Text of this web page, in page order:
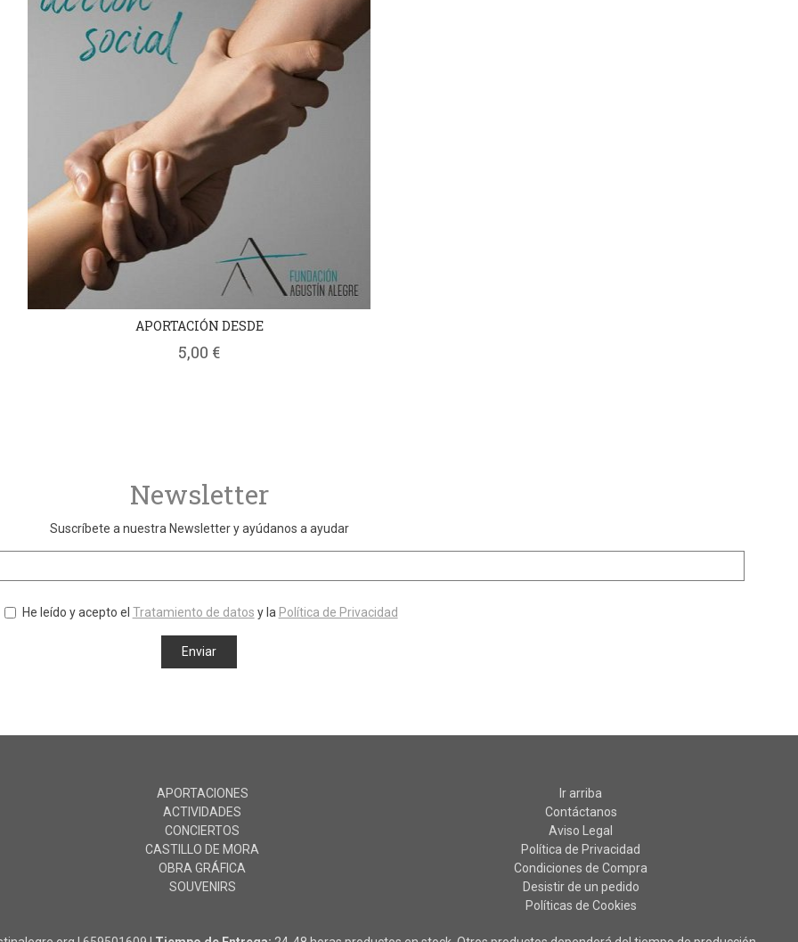
APORTACIÓN DESDE
5,00 €
Newsletter
Suscríbete a nuestra Newsletter y ayúdanos a ayudar
He leído y acepto el Tratamiento de datos y la Política de Privacidad
APORTACIONES
ACTIVIDADES
CONCIERTOS
CASTILLO DE MORA
OBRA GRÁFICA
SOUVENIRS
Ir arriba
Contáctanos
Aviso Legal
Política de Privacidad
Condiciones de Compra
Desistir de un pedido
Políticas de Cookies